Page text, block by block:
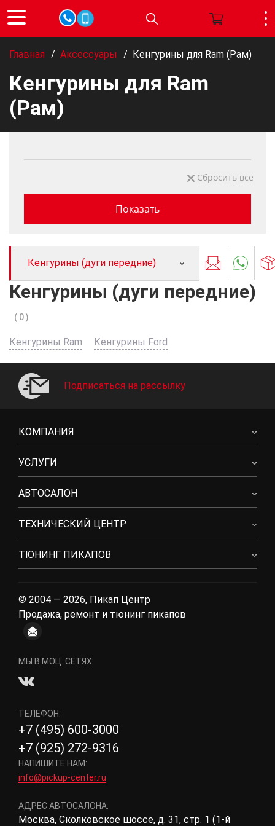
Главная / Аксессуары / Кенгурины для Ram (Рам)
Кенгурины для Ram
(Рам)
Кенгурины (дуги передние)
Кенгурины (дуги передние)
( 0 )
Кенгурины Ram Кенгурины Ford
Подписаться на рассылку
КОМПАНИЯ
УСЛУГИ
АВТОСАЛОН
ТЕХНИЧЕСКИЙ ЦЕНТР
ТЮНИНГ ПИКАПОВ
© 2004 — 2026, Пикап Центр
Продажа, ремонт и тюнинг пикапов
МЫ В МОЦ. СЕТЯХ:
ТЕЛЕФОН:
+7 (495) 600-3000
+7 (925) 272-9316
НАПИШИТЕ НАМ:
info@pickup-center.ru
АДРЕС АВТОСАЛОНА:
Москва, Сколковское шоссе, д. 31, стр. 1 (1-й